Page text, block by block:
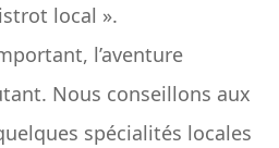
local ».
l’aventure
Nous conseillons aux
spécialités locales